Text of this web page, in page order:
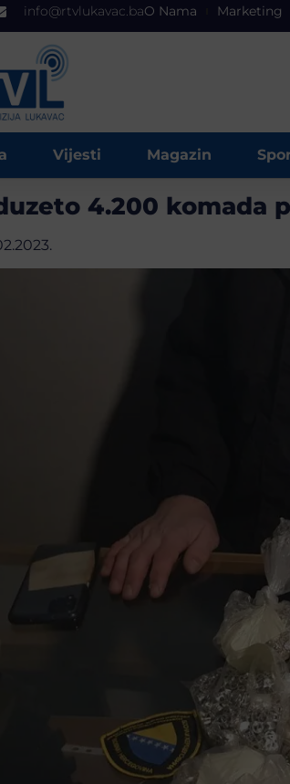
info@rtvlukavac.baO Nama Marketing
Vijesti Magazin
4.200